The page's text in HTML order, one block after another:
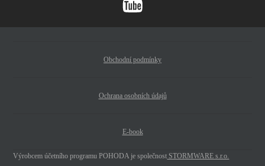
Obchodní podmínky
Ochrana osobních údajů
E-book
Výrobcem účetního programu POHODA je společnost STORMWARE s.r.o.